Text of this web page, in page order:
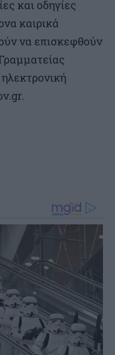
και οδηγίες
καιρικά
να επισκεφθούν